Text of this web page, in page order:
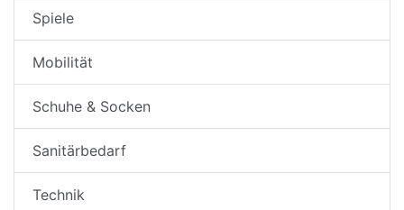
Spiele
Mobilität
Schuhe & Socken
Sanitärbedarf
Technik